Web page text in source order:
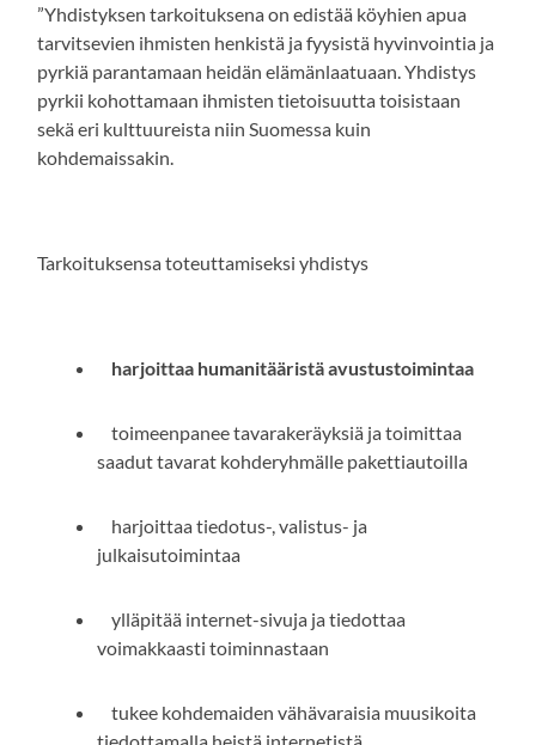
”Yhdistyksen tarkoituksena on edistää köyhien apua
tarvitsevien ihmisten henkistä ja fyysistä hyvinvointia ja
pyrkiä parantamaan heidän elämänlaatuaan. Yhdistys
pyrkii kohottamaan ihmisten tietoisuutta toisistaan
sekä eri kulttuureista niin Suomessa kuin
kohdemaissakin.
Tarkoituksensa toteuttamiseksi yhdistys
harjoittaa humanitääristä avustustoimintaa
toimeenpanee tavarakeräyksiä ja toimittaa
saadut tavarat kohderyhmälle pakettiautoilla
harjoittaa tiedotus-, valistus- ja
julkaisutoimintaa
ylläpitää internet-sivuja ja tiedottaa
voimakkaasti toiminnastaan
tukee kohdemaiden vähävaraisia muusikoita
tiedottamalla heistä internetistä